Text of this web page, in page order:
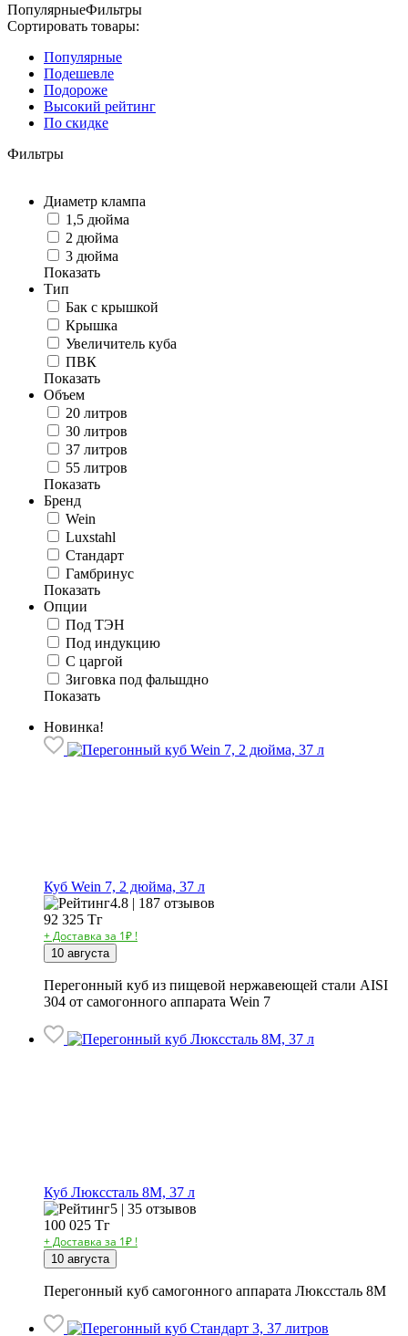
ПопулярныеФильтры
Сортировать товары:
Популярные
Подешевле
Подороже
Высокий рейтинг
По скидке
Фильтры
Диаметр клампа
1,5 дюйма
2 дюйма
3 дюйма
Показать
Тип
Бак с крышкой
Крышка
Увеличитель куба
ПВК
Показать
Объем
20 литров
30 литров
37 литров
55 литров
Показать
Бренд
Wein
Luxstahl
Стандарт
Гамбринус
Показать
Опции
Под ТЭН
Под индукцию
С царгой
Зиговка под фальшдно
Показать
Новинка!
Куб Wein 7, 2 дюйма, 37 л
4.8 | 187 отзывов
92 325 Тг
+ Доставка за 1₽ !
10 августа
Перегонный куб из пищевой нержавеющей стали AISI
304 от самогонного аппарата Wein 7
Куб Люкссталь 8М, 37 л
5 | 35 отзывов
100 025 Тг
+ Доставка за 1₽ !
10 августа
Перегонный куб самогонного аппарата Люкссталь 8М